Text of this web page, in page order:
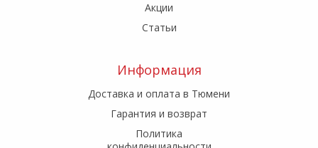
Акции
Статьи
Информация
Доставка и оплата в Тюмени
Гарантия и возврат
Политика